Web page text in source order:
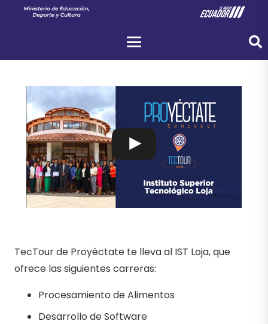
TecTour de Proyéctate te lleva al IST Loja, que
ofrece las siguientes carreras:
Procesamiento de Alimentos
Desarrollo de Software